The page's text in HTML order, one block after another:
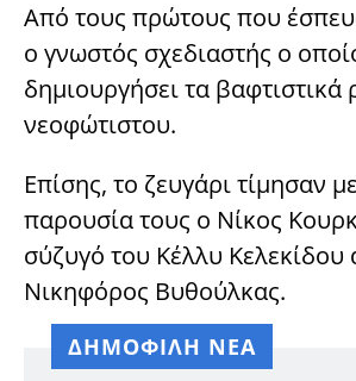
Από τους πρώτους που
ο γνωστός σχεδιαστής ο
δημιουργήσει τα βαφτιστικά
νεοφώτιστου.
Επίσης, το ζευγάρι τίμησαν
παρουσία τους ο Νίκος
σύζυγό του Κέλλυ Κελεκίδου
Νικηφόρος Βυθούλκας.
ΔΗΜΟΦΙΛΗ ΝΕΑ